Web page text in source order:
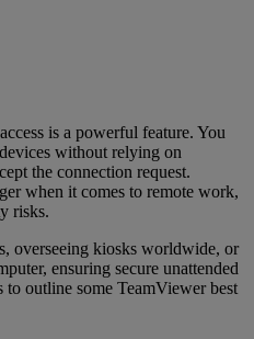
is a powerful feature. You
without relying on
the connection request.
when it comes to remote work,
risks.
overseeing kiosks worldwide, or
ensuring secure unattended
to outline some TeamViewer best